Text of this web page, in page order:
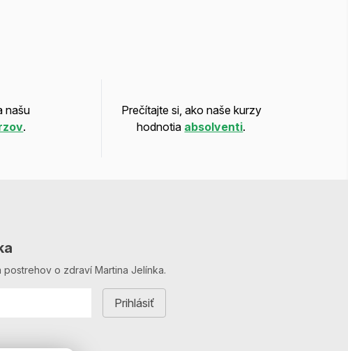
našu
.
Prečítajte si, ako naše kurzy
hodnotia absolventi.
o zdraví Martina Jelínka.